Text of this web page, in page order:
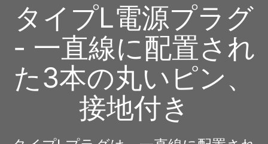
タイプL電源プラグ
- 一直線に配置され
た3本の丸いピン、
接地付き